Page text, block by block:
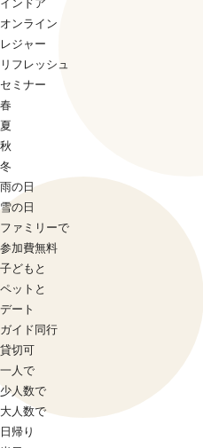
インドア
オンライン
レジャー
リフレッシュ
セミナー
春
夏
秋
冬
雨の日
雪の日
ファミリーで
参加費無料
子どもと
ペットと
デート
ガイド同行
貸切可
一人で
少人数で
大人数で
日帰り